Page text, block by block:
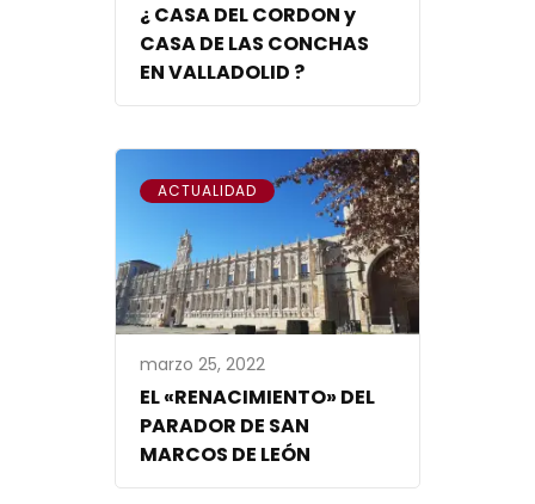
¿ CASA DEL CORDON y
CASA DE LAS CONCHAS
EN VALLADOLID ?
ACTUALIDAD
marzo 25, 2022
EL «RENACIMIENTO» DEL
PARADOR DE SAN
MARCOS DE LEÓN